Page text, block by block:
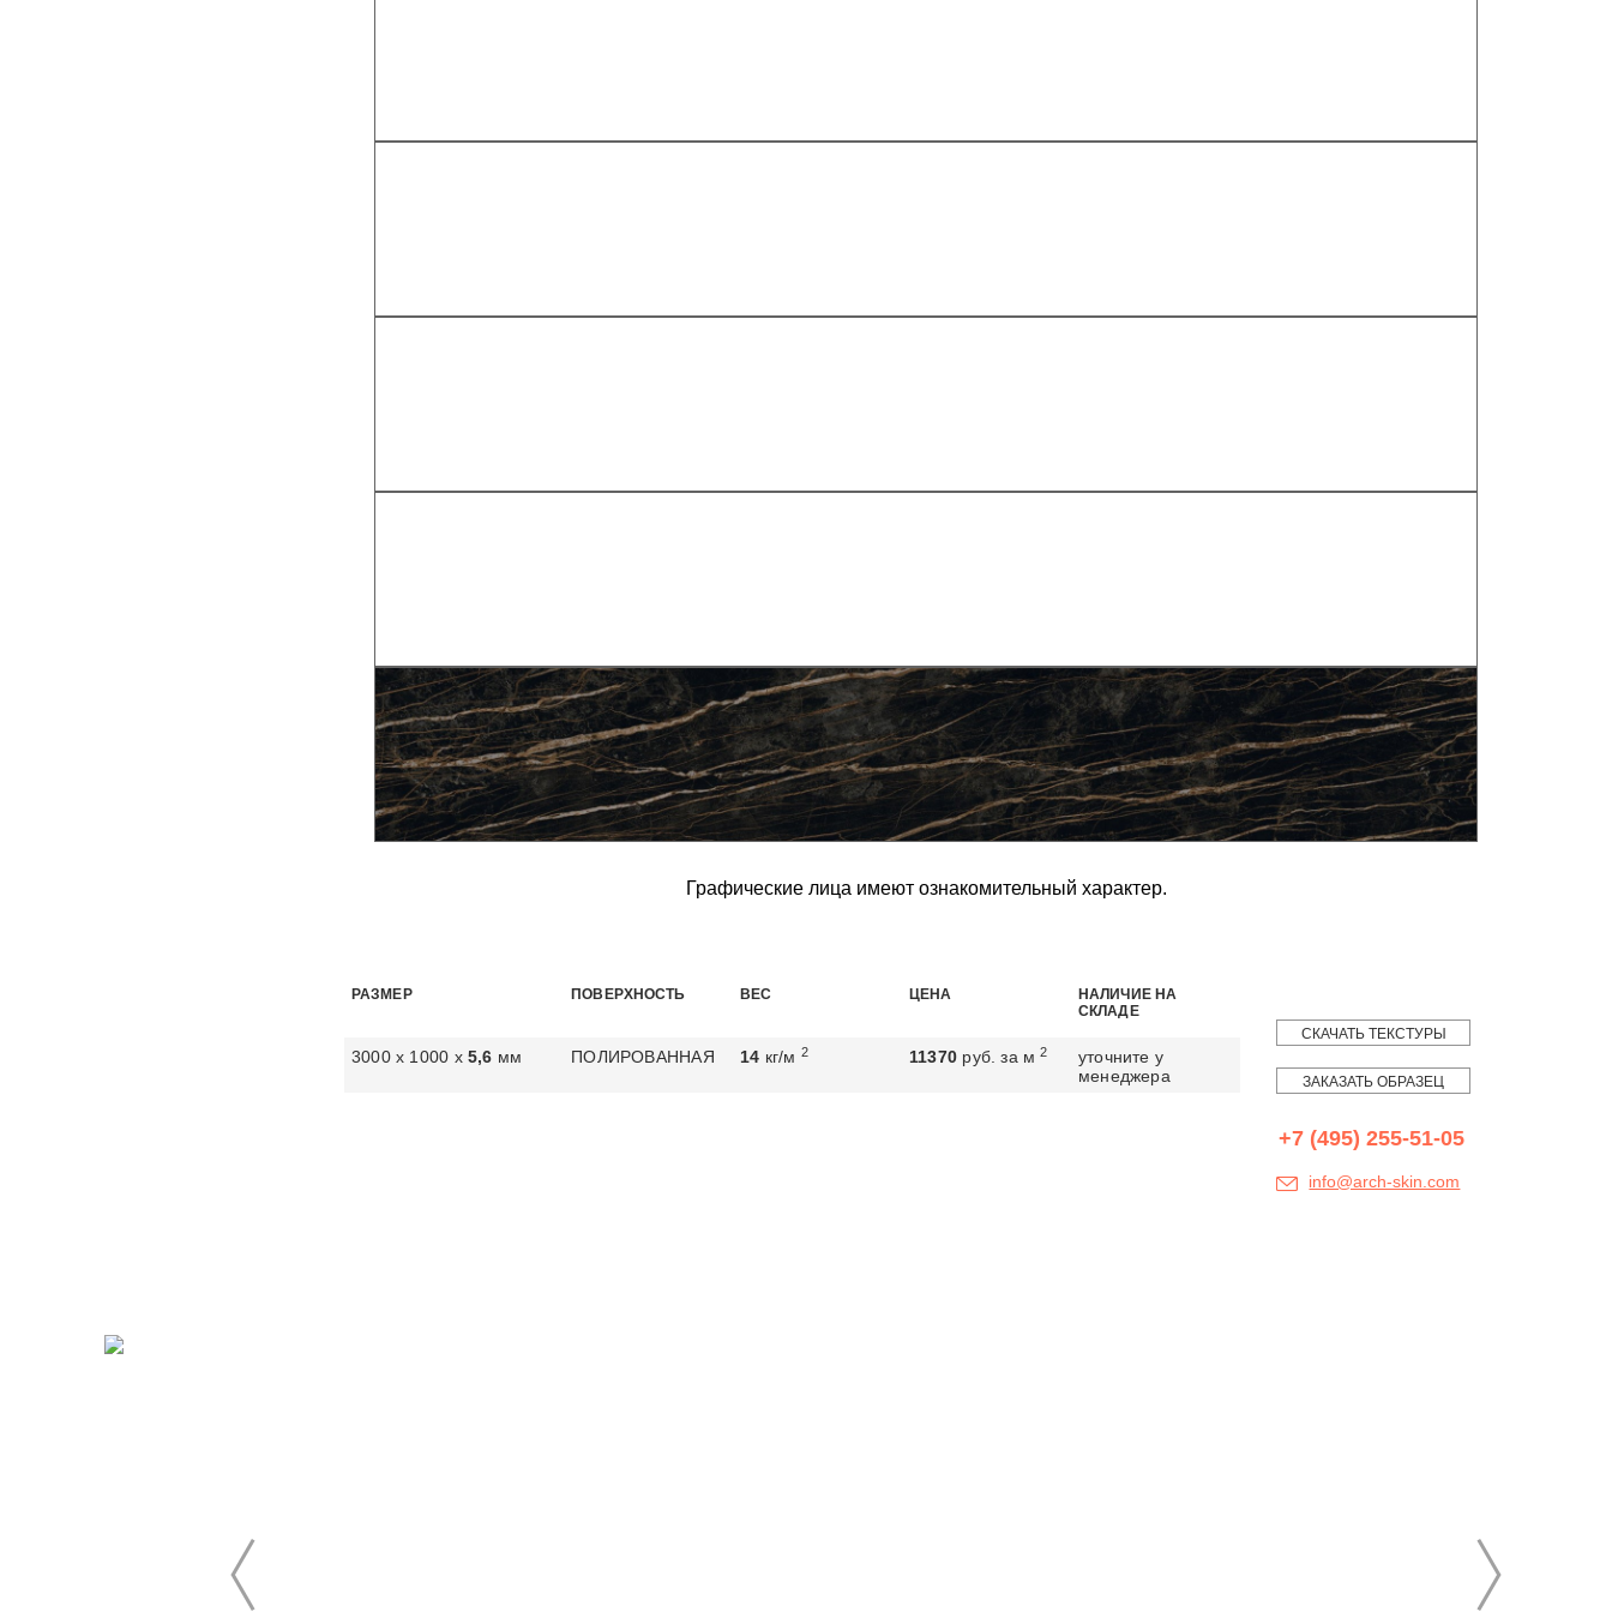
Графические лица имеют ознакомительный характер.
РАЗМЕР
3000 х 1000 х 5,6 мм
ПОВЕРХНОСТЬ
ПОЛИРОВАННАЯ
ВЕС
14 кг/м 2
ЦЕНА
11370 руб. за м2
НАЛИЧИЕ НА
СКЛАДЕ
уточните у
менеджера
СКАЧАТЬ ТЕКСТУРЫ
ЗАКАЗАТЬ ОБРАЗЕЦ
+7 (495) 255-51-05
info@arch-skin.com